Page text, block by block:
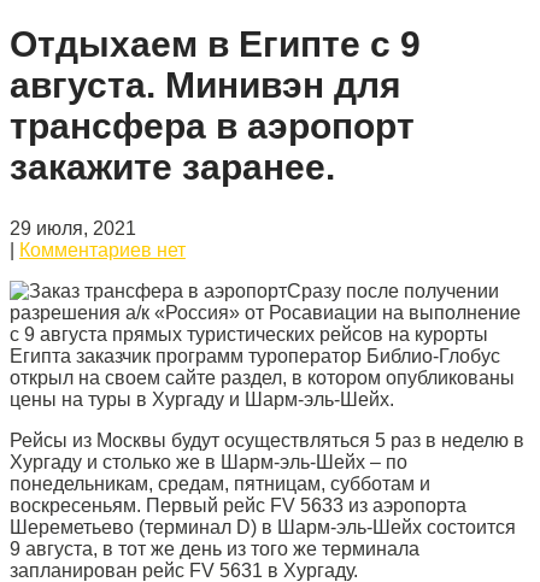
Отдыхаем в Египте с 9
августа. Минивэн для
трансфера в аэропорт
закажите заранее.
29 июля, 2021
Комментариев нет
Сразу после получении
разрешения а/к «Россия» от Росавиации на выполнение
с 9 августа прямых туристических рейсов на курорты
Египта заказчик программ туроператор Библио-Глобус
открыл на своем сайте раздел, в котором опубликованы
цены на туры в Хургаду и Шарм-эль-Шейх.
Рейсы из Москвы будут осуществляться 5 раз в неделю в
Хургаду и столько же в Шарм-эль-Шейх – по
понедельникам, средам, пятницам, субботам и
воскресеньям. Первый рейс FV 5633 из аэропорта
Шереметьево (терминал D) в Шарм-эль-Шейх состоится
9 августа, в тот же день из того же терминала
запланирован рейс FV 5631 в Хургаду.